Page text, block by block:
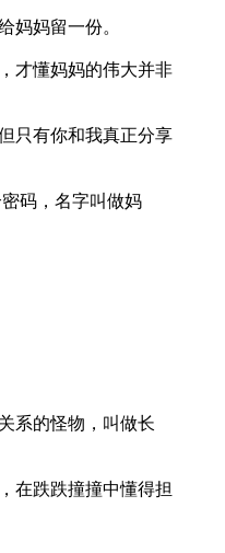
妈妈留一份。
才懂妈妈的伟大并非
只有你和我真正分享
码，名字叫做妈
系的怪物，叫做长
在跌跌撞撞中懂得担